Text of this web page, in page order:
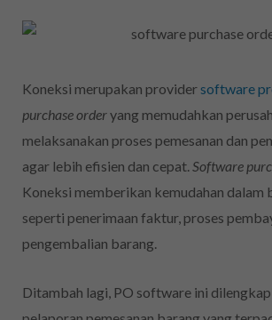
Koneksi merupakan providersoftware
purchase orderyang memudahkan
melaksanakan proses pemesanan dan
agar lebih efisien dan cepat.Software
Koneksi memberikan kemudahan dalam
seperti penerimaan faktur, proses
pengembalian barang.
Ditambah lagi, PO software ini